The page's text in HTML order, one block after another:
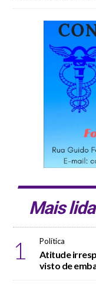
Mais
1 Política
Atitude
visto de